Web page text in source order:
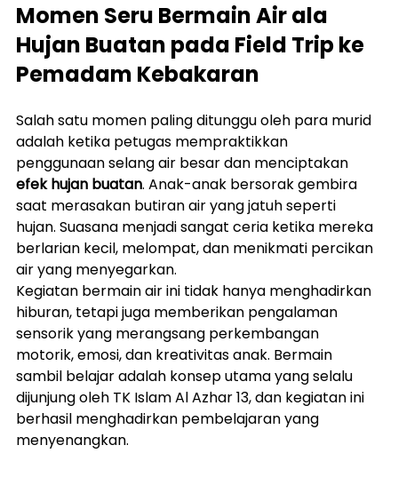
Momen Seru Bermain Air ala
Hujan Buatan pada Field Trip ke
Pemadam Kebakaran
Salah satu momen paling ditunggu oleh para murid
adalah ketika petugas mempraktikkan
penggunaan selang air besar dan menciptakan
efek hujan buatan. Anak-anak bersorak gembira
saat merasakan butiran air yang jatuh seperti
hujan. Suasana menjadi sangat ceria ketika mereka
berlarian kecil, melompat, dan menikmati percikan
air yang menyegarkan.
Kegiatan bermain air ini tidak hanya menghadirkan
hiburan, tetapi juga memberikan pengalaman
sensorik yang merangsang perkembangan
motorik, emosi, dan kreativitas anak. Bermain
sambil belajar adalah konsep utama yang selalu
dijunjung oleh TK Islam Al Azhar 13, dan kegiatan ini
berhasil menghadirkan pembelajaran yang
menyenangkan.